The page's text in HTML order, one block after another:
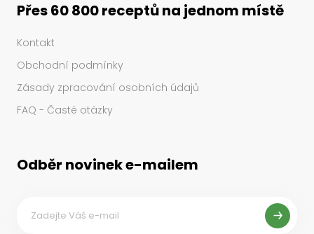
Přes 60 800 receptů na jednom místě
Kontakt
Obchodní podmínky
Zásady zpracování osobních údajů
FAQ - Časté otázky
Odběr novinek e-mailem